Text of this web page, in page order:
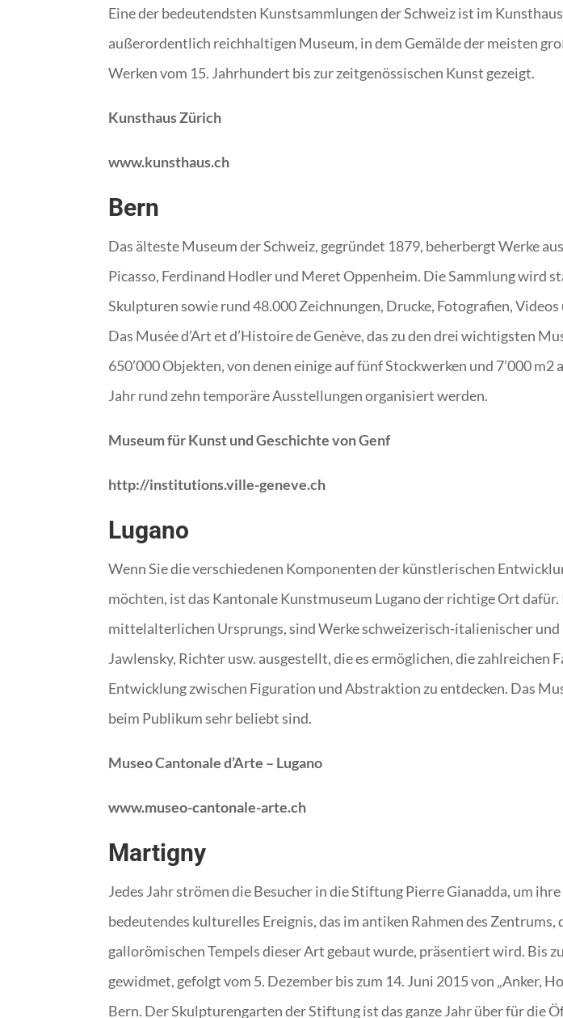
Eine der bedeutendsten Kunstsammlungen der Schweiz ist im
außerordentlich reichhaltigen Museum, in dem Gemälde der meisten
Werken vom 15. Jahrhundert bis zur zeitgenössischen Kunst gezeigt.
Kunsthaus Zürich
www.kunsthaus.ch
Bern
Das älteste Museum der Schweiz, gegründet 1879, beherbergt Werke
Picasso, Ferdinand Hodler und Meret Oppenheim. Die Sammlung wird
Skulpturen sowie rund 48.000 Zeichnungen, Drucke, Fotografien,
Das Musée d’Art et d’Histoire de Genève, das zu den drei wichtigsten
650’000 Objekten, von denen einige auf fünf Stockwerken und 7’000
Jahr rund zehn temporäre Ausstellungen organisiert werden.
Museum für Kunst und Geschichte von Genf
http://institutions.ville-geneve.ch
Lugano
Wenn Sie die verschiedenen Komponenten der künstlerischen
möchten, ist das Kantonale Kunstmuseum Lugano der richtige Ort
mittelalterlichen Ursprungs, sind Werke schweizerisch-italienischer
Jawlensky, Richter usw. ausgestellt, die es ermöglichen, die
Entwicklung zwischen Figuration und Abstraktion zu entdecken. Das
beim Publikum sehr beliebt sind.
Museo Cantonale d’Arte – Lugano
www.museo-cantonale-arte.ch
Martigny
Jedes Jahr strömen die Besucher in die Stiftung Pierre Gianadda, um
bedeutendes kulturelles Ereignis, das im antiken Rahmen des
gallorömischen Tempels dieser Art gebaut wurde, präsentiert wird. Bis
gewidmet, gefolgt vom 5. Dezember bis zum 14. Juni 2015 von „Anker,
Bern. Der Skulpturengarten der Stiftung ist das ganze Jahr über für die